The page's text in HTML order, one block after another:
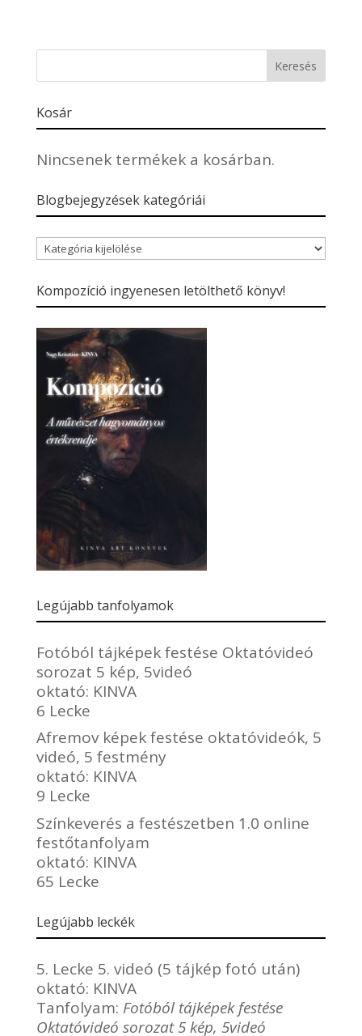
Kosár
Nincsenek termékek a kosárban.
Blogbejegyzések kategóriái
Blogbejegyzések
kategóriái
Kompozíció ingyenesen letölthető könyv!
Legújabb tanfolyamok
Fotóból tájképek festése Oktatóvideó
sorozat 5 kép, 5videó
oktató: KINVA
6 Lecke
Afremov képek festése oktatóvideók, 5
videó, 5 festmény
oktató: KINVA
9 Lecke
Színkeverés a festészetben 1.0 online
festőtanfolyam
oktató: KINVA
65 Lecke
Legújabb leckék
5. Lecke 5. videó (5 tájkép fotó után)
oktató: KINVA
Tanfolyam: Fotóból tájképek festése
Oktatóvideó sorozat 5 kép, 5videó